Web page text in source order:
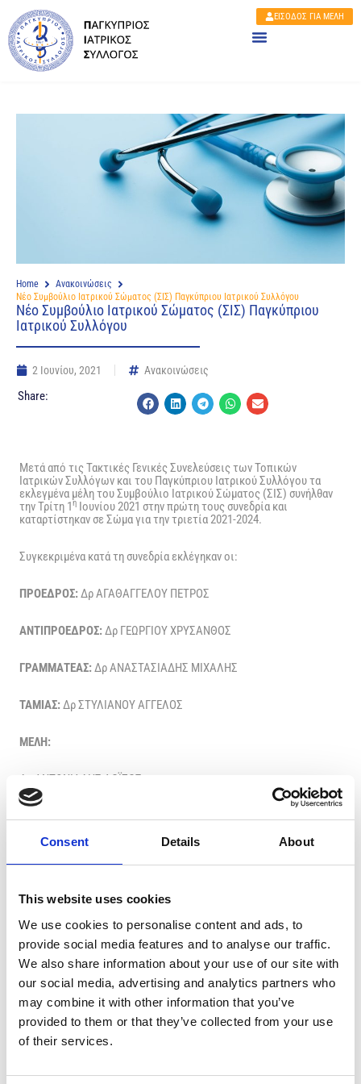
Consent Details About
This website uses cookies
We use cookies to personalise content and ads, to
provide social media features and to analyse our traffic.
We also share information about your use of our site with
our social media, advertising and analytics partners who
may combine it with other information that you’ve
provided to them or that they’ve collected from your use
of their services.
ΕΙΣΟΔΟΣ ΓΙΑ ΜΕΛΗ
Home
Ανακοινώσεις
Νέο Συμβούλιο Ιατρικού Σώματος (ΣΙΣ) Παγκύπριου Ιατρικού Συλλόγου
Νέο Συμβούλιο Ιατρικού Σώματος (ΣΙΣ) Παγκύπριου
Ιατρικού Συλλόγου
2 Ιουνίου, 2021 Ανακοινώσεις
Share:
Μετά από τις Τακτικές Γενικές Συνελεύσεις των Τοπικών
Ιατρικών Συλλόγων και του Παγκύπριου Ιατρικού Συλλόγου τα
εκλεγμένα μέλη του Συμβούλιο Ιατρικού Σώματος (ΣΙΣ) συνήλθαν
την Τρίτη 1η Ιουνίου 2021 στην πρώτη τους συνεδρία και
καταρτίστηκαν σε Σώμα για την τριετία 2021-2024.
Συγκεκριμένα κατά τη συνεδρία εκλέγηκαν οι:
ΠΡΟΕΔΡΟΣ:Δρ ΑΓΑΘΑΓΓΕΛΟΥ ΠΕΤΡΟΣ
ΑΝΤΙΠΡΟΕΔΡΟΣ:Δρ ΓΕΩΡΓΙΟΥ ΧΡΥΣΑΝΘΟΣ
ΓΡΑΜΜΑΤΕΑΣ:Δρ ΑΝΑΣΤΑΣΙΑΔΗΣ ΜΙΧΑΛΗΣ
ΤΑΜΙΑΣ:Δρ ΣΤΥΛΙΑΝΟΥ ΑΓΓΕΛΟΣ
ΜΕΛΗ:
Δρ ΑΝΤΩΝΙΑΔΗΣ ΛΟΪΖΟΣ
Δρ ΓΕΩΡΓΙΑΔΗΣ ΧΡΙΣΤΑΚΗΣ
Δρ ΓΙΩΡΓΟΣ ΒΟΡΚΑΣ
Δρ ΓΡΗΓΟΡΙΟΥ ΙΩΑΝΝΑ
Δρ ΕΥΡΙΠΙΔΟΥ ΠΟΛΥΚΑΡΠΟΣ
Δρ ΖΩΔΙΑΤΗΣ ΓΙΩΡΓΟΣ
Δρ ΙΑΣΟΝΙΔΗΣ ΜΙΧΑΛΗΣ